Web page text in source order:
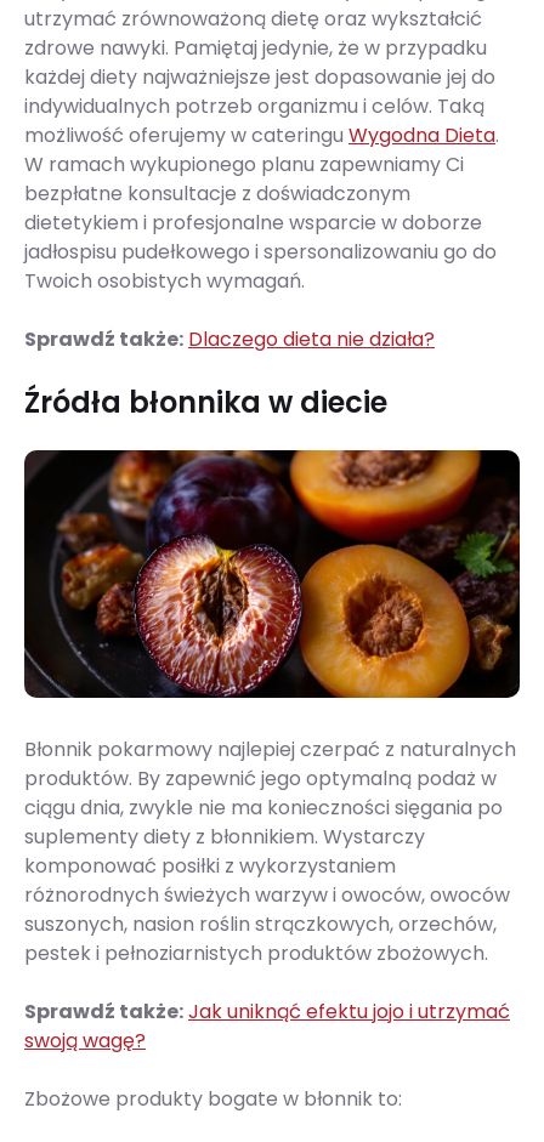
utrzymać zrównoważoną dietę oraz wykształcić
zdrowe nawyki. Pamiętaj jedynie, że w przypadku
każdej diety najważniejsze jest dopasowanie jej do
indywidualnych potrzeb organizmu i celów. Taką
możliwość oferujemy w cateringu Wygodna Dieta.
W ramach wykupionego planu zapewniamy Ci
bezpłatne konsultacje z doświadczonym
dietetykiem i profesjonalne wsparcie w doborze
jadłospisu pudełkowego i spersonalizowaniu go do
Twoich osobistych wymagań.
Sprawdź także: Dlaczego dieta nie działa?
Źródła błonnika w diecie
Błonnik pokarmowy najlepiej czerpać z naturalnych
produktów. By zapewnić jego optymalną podaż w
ciągu dnia, zwykle nie ma konieczności sięgania po
suplementy diety z błonnikiem. Wystarczy
komponować posiłki z wykorzystaniem
różnorodnych świeżych warzyw i owoców, owoców
suszonych, nasion roślin strączkowych, orzechów,
pestek i pełnoziarnistych produktów zbożowych.
Sprawdź także:Jak uniknąć efektu jojo i utrzymać
swoją wagę?
Zbożowe produkty bogate w błonnik to: